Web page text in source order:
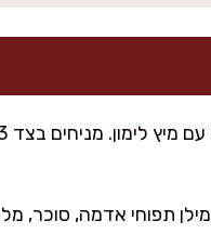
תפוחי אדמה, סוכר, מלח